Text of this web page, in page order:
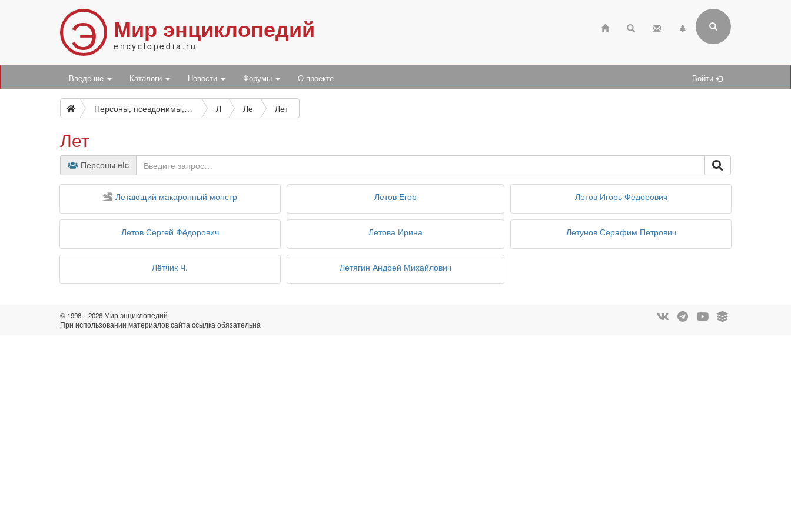
Э Мир энциклопедий
encyclopedia.ru
Введение Каталоги Новости Форумы О проекте Войти
Персоны, псевдонимы, персонажи и боты Л Ле Лет
Лет
Персоны etc
персонаж
Летающий макаронный монстр Летов Егор Летов Игорь Фёдорович
Летов Сергей Фёдорович Летова Ирина Летунов Серафим Петрович
Лётчик Ч. Летягин Андрей Михайлович
© 1998—2026 Мир энциклопедий
При использовании материалов сайта ссылка обязательна